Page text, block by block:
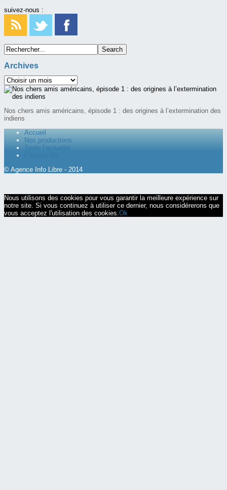
suivez-nous :
Archives
Nos chers amis américains, épisode 1 : des origines à l’extermination des
indiens
Accueil
Nos productions
Toute l’actualité
© Agence Info Libre - 2014
Nous utilisons des cookies pour vous garantir la meilleure expérience sur
notre site. Si vous continuez à utiliser ce dernier, nous considérerons que
vous acceptez l'utilisation des cookies. Ok